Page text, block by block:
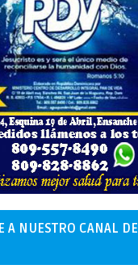
A NUESTRO CANAL DE